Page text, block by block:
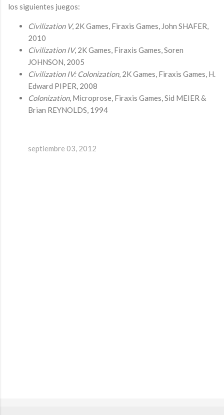
los siguientes juegos:
Civilization V, 2K Games, Firaxis Games, John SHAFER,
2010
Civilization IV, 2K Games, Firaxis Games, Soren
JOHNSON, 2005
Civilization IV: Colonization, 2K Games, Firaxis Games, H.
Edward PIPER, 2008
Colonization, Microprose, Firaxis Games, Sid MEIER &
Brian REYNOLDS, 1994
septiembre 03, 2012